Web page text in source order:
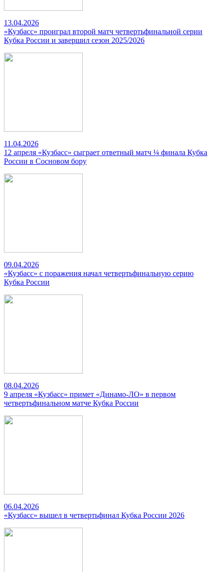
13.04.2026
«Кузбасс» проиграл второй матч четвертьфинальной серии
Кубка России и завершил сезон 2025/2026
11.04.2026
12 апреля «Кузбасс» сыграет ответный матч ¼ финала Кубка
России в Сосновом бору
09.04.2026
«Кузбасс» с поражения начал четвертьфинальную серию
Кубка России
08.04.2026
9 апреля «Кузбасс» примет «Динамо-ЛО» в первом
четвертьфинальном матче Кубка России
06.04.2026
«Кузбасс» вышел в четвертьфинал Кубка России 2026